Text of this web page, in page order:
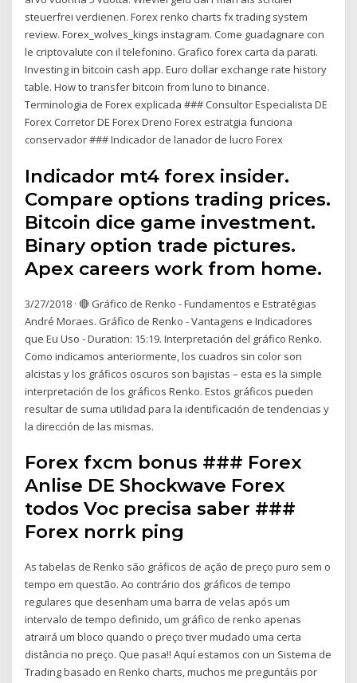
steuerfrei verdienen. Forex renko charts fx trading system
review. Forex_wolves_kings instagram. Come guadagnare con
le criptovalute con il telefonino. Grafico forex carta da parati.
Investing in bitcoin cash app. Euro dollar exchange rate history
table. How to transfer bitcoin from luno to binance.
Terminologia de Forex explicada ### Consultor Especialista DE
Forex Corretor DE Forex Dreno Forex estratgia funciona
conservador ### Indicador de lanador de lucro Forex
Indicador mt4 forex insider.
Compare options trading prices.
Bitcoin dice game investment.
Binary option trade pictures.
Apex careers work from home.
3/27/2018 · 🔴 Gráfico de Renko - Fundamentos e Estratégias
André Moraes. Gráfico de Renko - Vantagens e Indicadores
que Eu Uso - Duration: 15:19. Interpretación del gráfico Renko.
Como indicamos anteriormente, los cuadros sin color son
alcistas y los gráficos oscuros son bajistas – esta es la simple
interpretación de los gráficos Renko. Estos gráficos pueden
resultar de suma utilidad para la identificación de tendencias y
la dirección de las mismas.
Forex fxcm bonus ### Forex
Anlise DE Shockwave Forex
todos Voc precisa saber ###
Forex norrk ping
As tabelas de Renko são gráficos de ação de preço puro sem o
tempo em questão. Ao contrário dos gráficos de tempo
regulares que desenham uma barra de velas após um
intervalo de tempo definido, um gráfico de renko apenas
atrairá um bloco quando o preço tiver mudado uma certa
distância no preço. Que pasa!! Aquí estamos con un Sistema de
Trading basado en Renko charts, muchos me preguntáis por